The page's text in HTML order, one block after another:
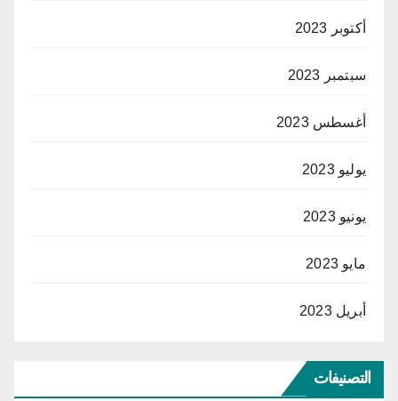
أكتوبر 2023
سبتمبر 2023
أغسطس 2023
يوليو 2023
يونيو 2023
مايو 2023
أبريل 2023
التصنيفات